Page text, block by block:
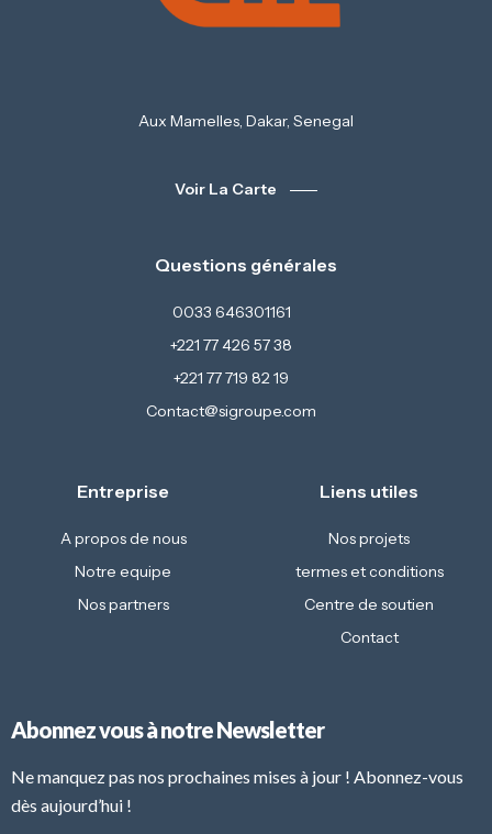
Aux Mamelles, Dakar, Senegal
Voir La Carte
Questions générales
0033 646301161
+221 77 426 57 38
+221 77 719 82 19
Contact@sigroupe.com
Entreprise
A propos de nous
Notre equipe
Nos partners
Liens utiles
Nos projets
termes et conditions
Centre de soutien
Contact
Abonnez vous à notre Newsletter
Ne manquez pas nos prochaines mises à jour ! Abonnez-vous
dès aujourd’hui !